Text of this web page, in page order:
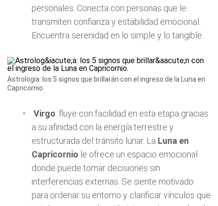
personales. Conecta con personas que le
transmiten confianza y estabilidad emocional.
Encuentra serenidad en lo simple y lo tangible
Astrología: los 5 signos que brillarán con el ingreso de la Luna en
Capricornio.
Virgo: fluye con facilidad en esta etapa gracias
a su afinidad con la energía terrestre y
estructurada del tránsito lunar. La Luna en
Capricornio le ofrece un espacio emocional
donde puede tomar decisiones sin
interferencias externas. Se siente motivado
para ordenar su entorno y clarificar vínculos que